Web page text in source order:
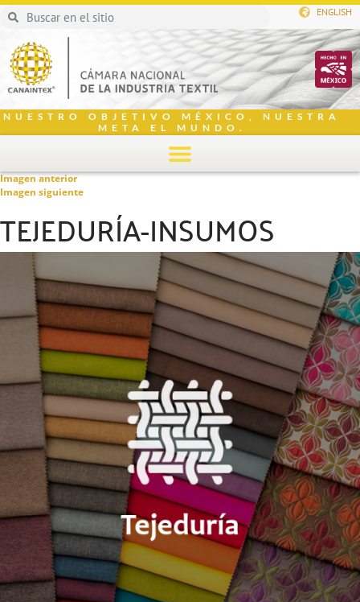
ENGLISH
NUESTRO OBJETIVO MÉXICO, NUESTRA
META EL MUNDO.
Imagen anterior
Imagen siguiente
TEJEDURÍA-INSUMOS